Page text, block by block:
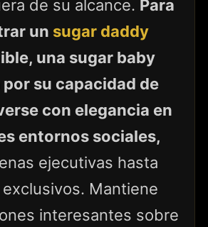
de su alcance. Para
un sugar daddy
una sugar baby
su capacidad de
con elegancia en
entornos sociales,
ejecutivas hasta
Mantiene
interesantes sobre